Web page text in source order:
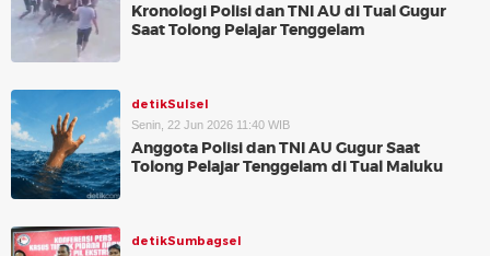
Kronologi Polisi dan TNI AU di Tual Gugur
Saat Tolong Pelajar Tenggelam
detikSulsel
Senin, 22 Jun 2026 11:40 WIB
Anggota Polisi dan TNI AU Gugur Saat
Tolong Pelajar Tenggelam di Tual Maluku
detikSumbagsel